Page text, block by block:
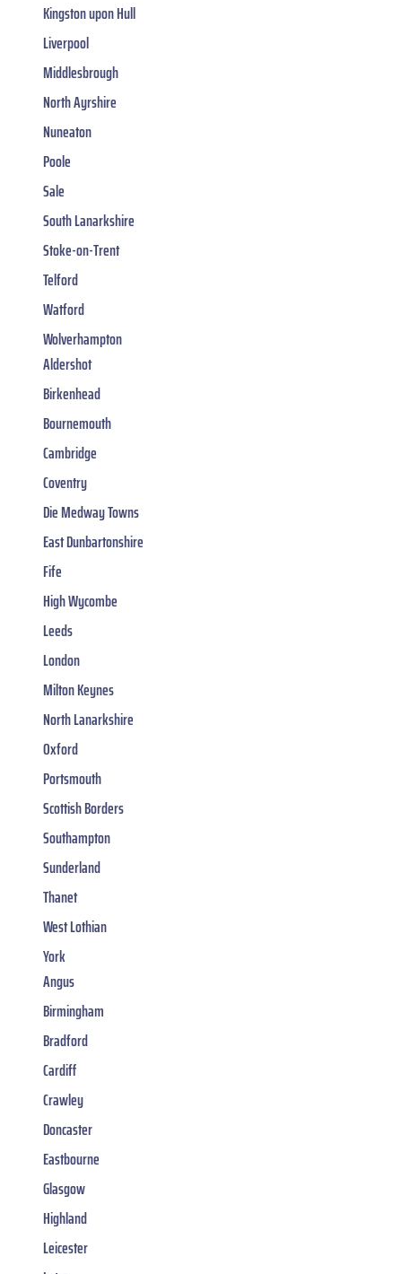
Kingston upon Hull
Liverpool
Middlesbrough
North Ayrshire
Nuneaton
Poole
Sale
South Lanarkshire
Stoke-on-Trent
Telford
Watford
Wolverhampton
Aldershot
Birkenhead
Bournemouth
Cambridge
Coventry
Die Medway Towns
East Dunbartonshire
Fife
High Wycombe
Leeds
London
Milton Keynes
North Lanarkshire
Oxford
Portsmouth
Scottish Borders
Southampton
Sunderland
Thanet
West Lothian
York
Angus
Birmingham
Bradford
Cardiff
Crawley
Doncaster
Eastbourne
Glasgow
Highland
Leicester